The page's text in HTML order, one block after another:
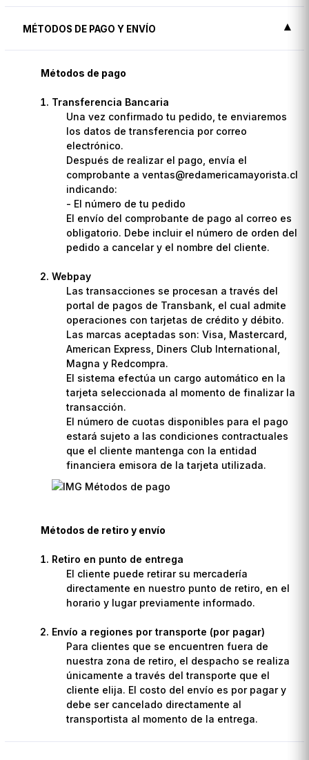
MÉTODOS DE PAGO Y ENVÍO
Métodos de pago
Transferencia Bancaria
Una vez confirmado tu pedido, te enviaremos
los datos de transferencia por correo
electrónico.
Después de realizar el pago, envía el
comprobante a ventas@redamericamayorista.cl
indicando:
- El número de tu pedido
El envío del comprobante de pago al correo es
obligatorio. Debe incluir el número de orden del
pedido a cancelar y el nombre del cliente.
Webpay
Las transacciones se procesan a través del
portal de pagos de Transbank, el cual admite
operaciones con tarjetas de crédito y débito.
Las marcas aceptadas son: Visa, Mastercard,
American Express, Diners Club International,
Magna y Redcompra.
El sistema efectúa un cargo automático en la
tarjeta seleccionada al momento de finalizar la
transacción.
El número de cuotas disponibles para el pago
estará sujeto a las condiciones contractuales
que el cliente mantenga con la entidad
financiera emisora de la tarjeta utilizada.
Métodos de retiro y envío
Retiro en punto de entrega
El cliente puede retirar su mercadería
directamente en nuestro punto de retiro, en el
horario y lugar previamente informado.
Envío a regiones por transporte (por pagar)
Para clientes que se encuentren fuera de
nuestra zona de retiro, el despacho se realiza
únicamente a través del transporte que el
cliente elija. El costo del envío es por pagar y
debe ser cancelado directamente al
transportista al momento de la entrega.